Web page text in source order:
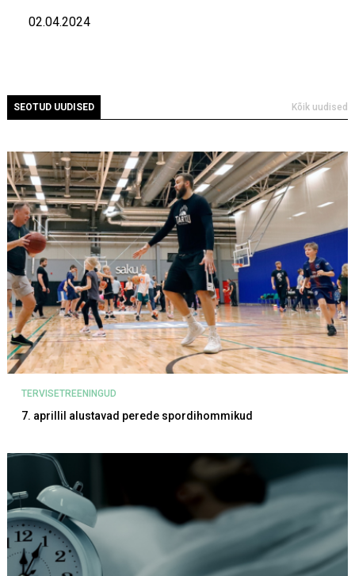
02.04.2024
SEOTUD UUDISED Kõik uudised
TERVISETREENINGUD
7. aprillil alustavad perede spordihommikud